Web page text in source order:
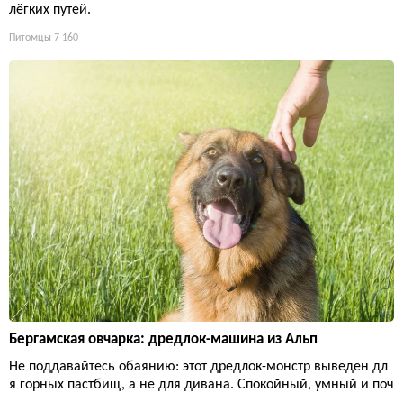
лёгких путей.
Питомцы 7 160
Бергамская овчарка: дредлок-машина из Альп
Не поддавайтесь обаянию: этот дредлок-монстр выведен дл
я горных пастбищ, а не для дивана. Спокойный, умный и поч